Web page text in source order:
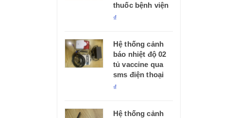
thuốc bệnh viện
₫
Hệ thống cảnh
báo nhiệt độ 02
tủ vaccine qua
sms điện thoại
₫
Hệ thống cảnh